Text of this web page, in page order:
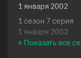
1 января 2002
1 сезон 7 серия
1 января 2002
1 сезон 6 серия